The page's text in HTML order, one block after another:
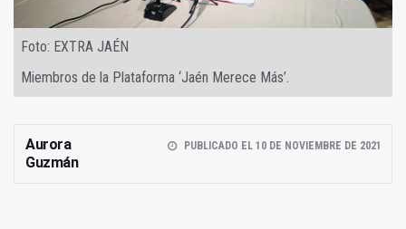
Foto: EXTRA JAÉN
Miembros de la Plataforma ‘Jaén Merece Más’.
Aurora
Guzmán
PUBLICADO EL 10 DE NOVIEMBRE DE 2021